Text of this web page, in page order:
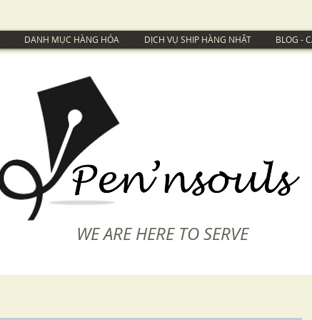
DANH MỤC HÀNG HÓA DỊCH VỤ SHIP HÀNG NHẬT BLOG -
WE ARE HERE TO SERVE